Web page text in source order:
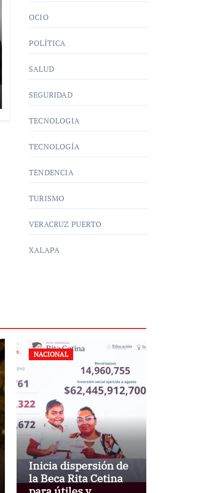
OCIO
POLÍTICA
SALUD
SEGURIDAD
TECNOLOGIA
TECNOLOGÍA
TENDENCIA
TURISMO
VERACRUZ PUERTO
XALAPA
NACIONAL
Inicia dispersión de
la Beca Rita Cetina